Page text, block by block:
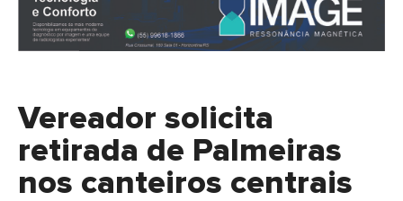
Vereador solicita
retirada de Palmeiras
nos canteiros centrais